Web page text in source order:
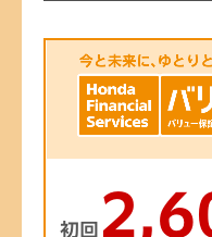
初回